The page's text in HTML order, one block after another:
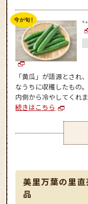
キ
「黄瓜」が語源とされ
なうちに収穫したもの
内側から冷やしてくれ
続きはこちら
美里万葉の里
品